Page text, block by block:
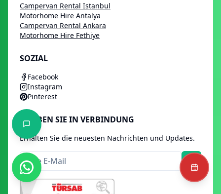
Campervan Rental Istanbul
Motorhome Hire Antalya
Campervan Rental Ankara
Motorhome Hire Fethiye
SOZIAL
Facebook
Instagram
Pinterest
BLEIBEN SIE IN VERBINDUNG
Erhalten Sie die neuesten Nachrichten und Updates.